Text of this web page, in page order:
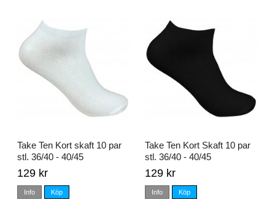
Take Ten Kort skaft 10 par
stl. 36/40 - 40/45
129 kr
Info Köp
Take Ten Kort Skaft 10 par
stl. 36/40 - 40/45
129 kr
Info Köp